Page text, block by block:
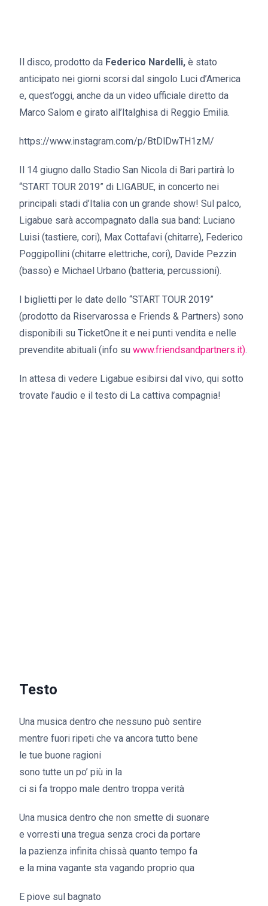
Il disco, prodotto da Federico Nardelli, è stato
anticipato nei giorni scorsi dal singolo Luci d’America
e, quest’oggi, anche da un video ufficiale diretto da
Marco Salom e girato all’Italghisa di Reggio Emilia.
https://www.instagram.com/p/BtDlDwTH1zM/
Il 14 giugno dallo Stadio San Nicola di Bari partirà lo
“START TOUR 2019” di LIGABUE, in concerto nei
principali stadi d’Italia con un grande show! Sul palco,
Ligabue sarà accompagnato dalla sua band: Luciano
Luisi (tastiere, cori), Max Cottafavi (chitarre), Federico
Poggipollini (chitarre elettriche, cori), Davide Pezzin
(basso) e Michael Urbano (batteria, percussioni).
I biglietti per le date dello “START TOUR 2019”
(prodotto da Riservarossa e Friends & Partners) sono
disponibili su TicketOne.it e nei punti vendita e nelle
prevendite abituali (info su www.friendsandpartners.it).
In attesa di vedere Ligabue esibirsi dal vivo, qui sotto
trovate l’audio e il testo di La cattiva compagnia!
Testo
Una musica dentro che nessuno può sentire
mentre fuori ripeti che va ancora tutto bene
le tue buone ragioni
sono tutte un po’ più in la
ci si fa troppo male dentro troppa verità
Una musica dentro che non smette di suonare
e vorresti una tregua senza croci da portare
la pazienza infinita chissà quanto tempo fa
e la mina vagante sta vagando proprio qua
E piove sul bagnato